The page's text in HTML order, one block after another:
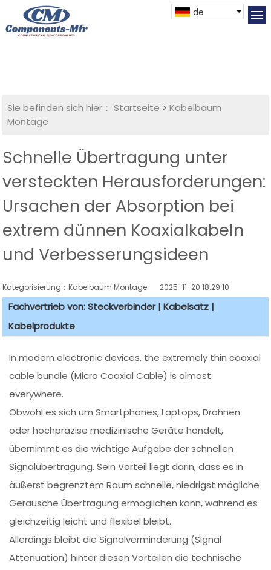
de
Sie befinden sich hier： Startseite >Kabelbaum
Montage
Schnelle Übertragung unter
versteckten Herausforderungen:
Ursachen der Absorption bei
extrem dünnen Koaxialkabeln
und Verbesserungsideen
Kategorisierung：Kabelbaum Montage 2025-11-20 18:29:10
Fachvertrieb von: Steckverbinder | Kabelsatz |
Kabelprodukte
In modern electronic devices, the extremely thin coaxial
cable bundle (Micro Coaxial Cable) is almost
everywhere.
Obwohl es sich um Smartphones, Laptops, Drohnen
oder hochpräzise medizinische Geräte handelt,
übernimmt es die wichtige Aufgabe der schnellen
Signalübertragung. Sein Vorteil liegt darin, dass es in
äußerst begrenztem Raum schnelle, niedrigst mögliche
Geräusche Übertragung ermöglichen kann, während es
gleichzeitig leicht und flexibel bleibt.
Allerdings bleibt die Signalverminderung (Signal
Attenuation) hinter diesen Vorteilen die technische